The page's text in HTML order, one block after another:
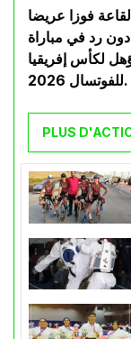
فوزا عريضا
رد في مباراة
لكأس إفريقيا
للفوتسال 2026.
PLUS